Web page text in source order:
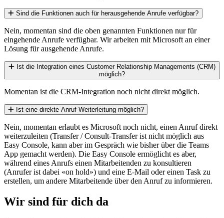
Sind die Funktionen auch für herausgehende Anrufe verfügbar?
Nein, momentan sind die oben genannten Funktionen nur für
eingehende Anrufe verfügbar. Wir arbeiten mit Microsoft an einer
Lösung für ausgehende Anrufe.
Ist die Integration eines Customer Relationship Managements (CRM)
möglich?
Momentan ist die CRM-Integration noch nicht direkt möglich.
Ist eine direkte Anruf-Weiterleitung möglich?
Nein, momentan erlaubt es Microsoft noch nicht, einen Anruf direkt
weiterzuleiten (Transfer / Consult-Transfer ist nicht möglich aus
Easy Console, kann aber im Gespräch wie bisher über die Teams
App gemacht werden). Die Easy Console ermöglicht es aber,
während eines Anrufs einen Mitarbeitenden zu konsultieren
(Anrufer ist dabei «on hold») und eine E-Mail oder einen Task zu
erstellen, um andere Mitarbeitende über den Anruf zu informieren.
Wir sind für dich da